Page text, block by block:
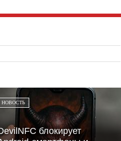
НОВОСТЬ
блокирует